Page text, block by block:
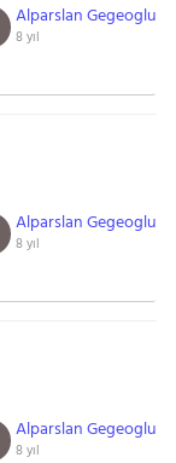
Alparslan Gegeoglu
8 yıl
Alparslan Gegeoglu
8 yıl
Alparslan Gegeoglu
8 yıl